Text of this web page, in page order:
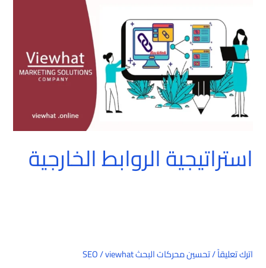
استراتيجية الروابط الخارجية
اترك تعليقاً/تحسين محركات البحث SEO /viewhat